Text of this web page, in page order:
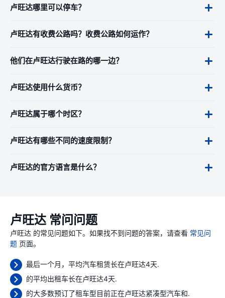
卢旺达哪里可以停车？
卢旺达有收费公路吗？收费公路如何运作？
他们在卢旺达行驶在路的哪一边？
卢旺达使用什么货币？
卢旺达属于哪个时区？
卢旺达有哪些不同的速度限制？
卢旺达的官方语言是什么？
卢旺达 常问问题
卢旺达 的常见问题如下。如果找不到问题的答案，请查看 常见问
题 页面。
最后一个月，平均汽车租赁长在卢旺达4天.
的平均出租车长在卢旺达4天.
的大多数预订了租车型目前正在卢旺达紧凑型汽车和.